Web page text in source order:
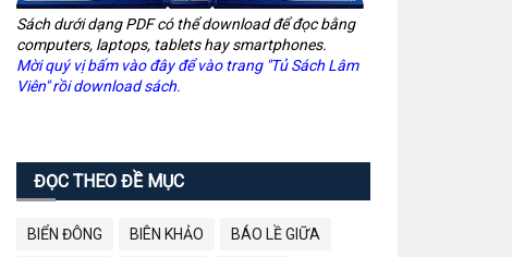
Sách dưới dạng PDF có thể download để đọc bằng
computers, laptops, tablets hay smartphones.
Mời quý vị bấm vào đây để vào trang "Tủ Sách Lâm
Viên" rồi download sách.
ĐỌC THEO ĐỀ MỤC
BIỂN ĐÔNG BIÊN KHẢO BÁO LỀ GIỮA